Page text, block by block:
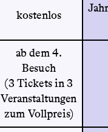
kostenlos
ab dem 4.
Besuch
(3 Tickets in 3
Veranstaltungen
zum Vollpreis)